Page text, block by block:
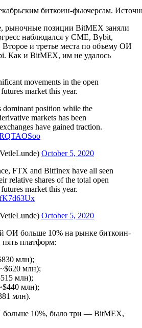
биткоин-фьючерсам.
рыночные позиции BitMEX заняли
наблюдался у CME, Bybit,
и третье места по объему ОИ
Как и BitMEX, им не удалось
movements in the open
market this year.
position while the
markets has been
have gained traction.
October 5, 2020
FTX and Bitfinex have all seen
relative shares of the total open
market this year.
October 5, 2020
ОИ больше 10% на рынке биткоин-
пять платформ:
млн);
млн);
млн);
млн);
млн).
больше 10%, было три — BitMEX,